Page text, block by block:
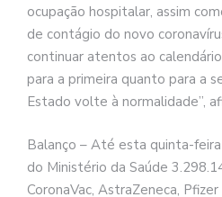
ocupação hospitalar, assim
de contágio do novo
continuar atentos ao
para a primeira quanto para a
Estado volte à normalidade”,
Balanço – Até esta quinta-
do Ministério da Saúde
CoronaVac, AstraZeneca,